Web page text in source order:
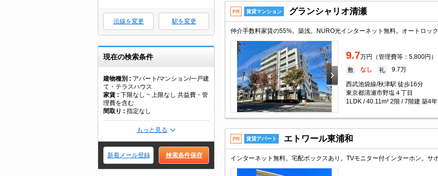
沿線を変更 駅を変更
現在の検索条件
建物種別
アパート/マンション/一戸建
て・テラスハウス
家賃
下限なし ~ 上限なし 共益費・管
理費を含む
間取り
指定なし
もっと見る
新着メール登録 検索条件保存
PR 賃貸マンション グランシャリオ清瀬
9.7万円（管理費等：5,800円）
敷 なし 礼 9.7万
西武池袋線/秋津駅 徒歩16分
東京都清瀬市野塩４丁目
1LDK / 40.11m² 2階 / 7階建 築4年
PR 賃貸アパート エトワール東浦和